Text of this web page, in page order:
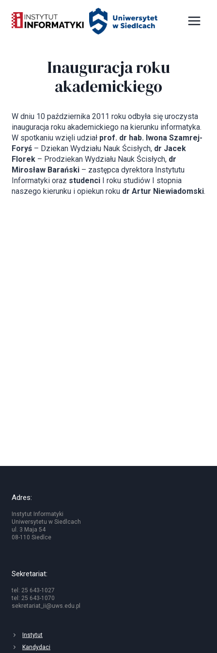
Panel zarządzania plikami cookies
treści
Inauguracja roku
akademickiego
W dniu 10 października 2011 roku odbyła się uroczysta
inauguracja roku akademickiego na kierunku informatyka.
W spotkaniu wzięli udział prof. dr hab. Iwona Szamrej-
Foryś – Dziekan Wydziału Nauk Ścisłych, dr Jacek
Florek – Prodziekan Wydziału Nauk Ścisłych, dr
Mirosław Barański – zastępca dyrektora Instytutu
Informatyki oraz studenci I roku studiów I stopnia
naszego kierunku i opiekun roku dr Artur Niewiadomski.
Adres:
Instytut Informatyki
Uniwersytetu w Siedlcach
ul. 3 Maja 54
08-110 Siedlce
Sekretariat:
tel: 25 643-1027
tel: 25 643-1070
sekretariat_ii@uws.edu.pl
Instytut
Kandydaci